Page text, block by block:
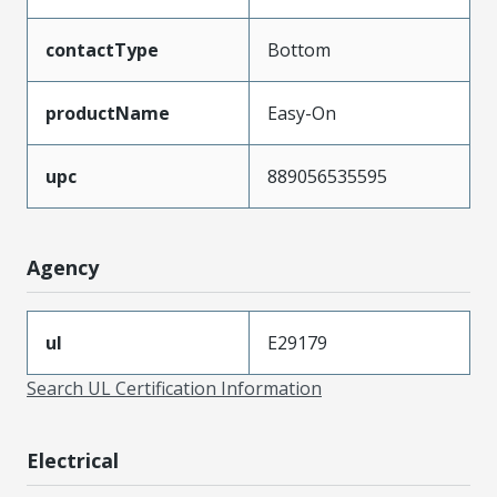
contactType Bottom
productName Easy-On
upc 889056535595
Agency
ul
E29179
Search UL Certification Information
Electrical